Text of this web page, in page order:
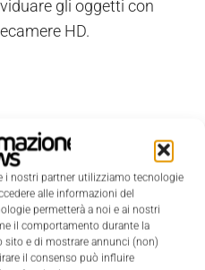
i nostri partner utilizziamo tecnologie
alle informazioni del
permetterà a noi e ai nostri
il comportamento durante la
sito e di mostrare annunci (non)
il consenso può influire
gli oggetti con
HD.